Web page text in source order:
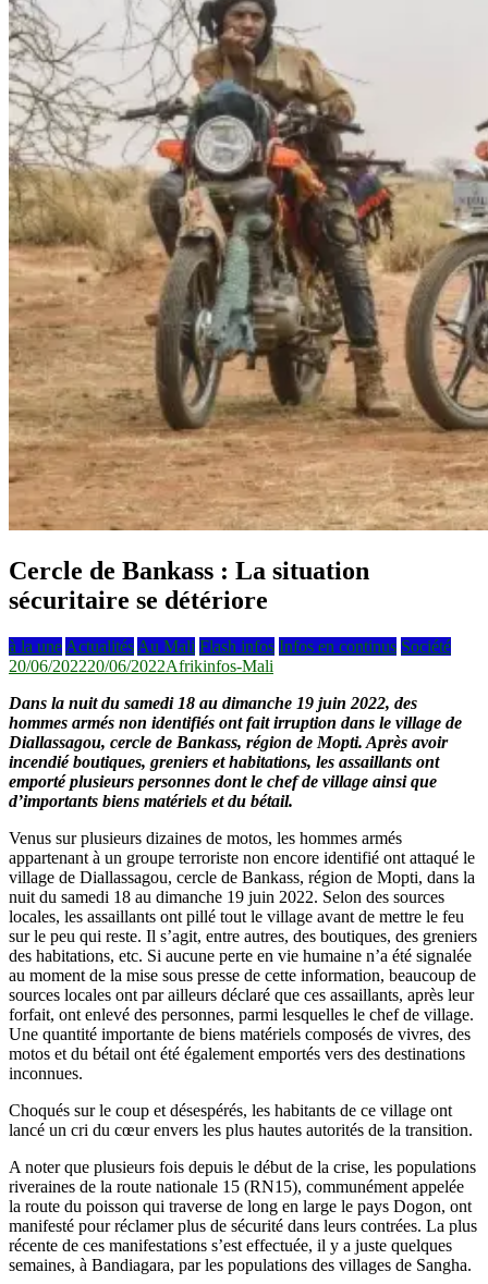
Cercle de Bankass : La situation
sécuritaire se détériore
à la une Actualités Au Mali Flash infos Infos en continus Société
20/06/202220/06/2022Afrikinfos-Mali
Dans la nuit du samedi 18 au dimanche 19 juin 2022, des
hommes armés non identifiés ont fait irruption dans le village de
Diallassagou, cercle de Bankass, région de Mopti. Après avoir
incendié boutiques, greniers et habitations, les assaillants ont
emporté plusieurs personnes dont le chef de village ainsi que
d’importants biens matériels et du bétail.
Venus sur plusieurs dizaines de motos, les hommes armés
appartenant à un groupe terroriste non encore identifié ont attaqué le
village de Diallassagou, cercle de Bankass, région de Mopti, dans la
nuit du samedi 18 au dimanche 19 juin 2022. Selon des sources
locales, les assaillants ont pillé tout le village avant de mettre le feu
sur le peu qui reste. Il s’agit, entre autres, des boutiques, des greniers
des habitations, etc. Si aucune perte en vie humaine n’a été signalée
au moment de la mise sous presse de cette information, beaucoup de
sources locales ont par ailleurs déclaré que ces assaillants, après leur
forfait, ont enlevé des personnes, parmi lesquelles le chef de village.
Une quantité importante de biens matériels composés de vivres, des
motos et du bétail ont été également emportés vers des destinations
inconnues.
Choqués sur le coup et désespérés, les habitants de ce village ont
lancé un cri du cœur envers les plus hautes autorités de la transition.
A noter que plusieurs fois depuis le début de la crise, les populations
riveraines de la route nationale 15 (RN15), communément appelée
la route du poisson qui traverse de long en large le pays Dogon, ont
manifesté pour réclamer plus de sécurité dans leurs contrées. La plus
récente de ces manifestations s’est effectuée, il y a juste quelques
semaines, à Bandiagara, par les populations des villages de Sangha.